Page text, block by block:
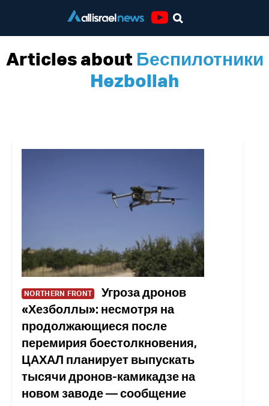
Articles about Беспилотники
Hezbollah
NORTHERN FRONT
Угроза дронов
«Хезболлы»: несмотря на
продолжающиеся после
перемирия боестолкновения,
ЦАХАЛ планирует выпускать
тысячи дронов-камикадзе на
новом заводе — сообщение